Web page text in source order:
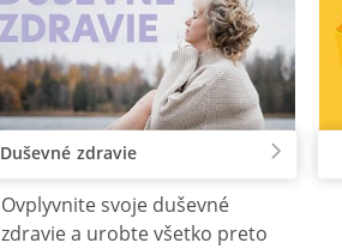
Duševné zdravie
Ovplyvnite svoje duševné
zdravie a urobte všetko preto